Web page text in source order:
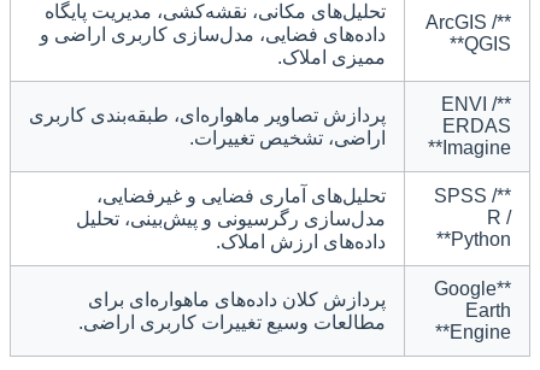
**ArcGIS /
QGIS**
تحلیل‌های مکانی، نقشه‌کشی، مدیریت پایگاه
داده‌های فضایی، مدل‌سازی کاربری اراضی و
ممیزی املاک.
**ENVI /
ERDAS
Imagine**
پردازش تصاویر ماهواره‌ای، طبقه‌بندی کاربری
اراضی، تشخیص تغییرات.
**SPSS /
R /
Python**
تحلیل‌های آماری فضایی و غیرفضایی،
مدل‌سازی رگرسیونی و پیش‌بینی، تحلیل
داده‌های ارزش املاک.
**Google
Earth
Engine**
پردازش کلان داده‌های ماهواره‌ای برای
مطالعات وسیع تغییرات کاربری اراضی.